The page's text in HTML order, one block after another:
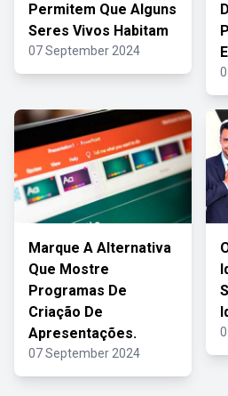
Permitem Que Alguns
Seres Vivos Habitam
07 September 2024
Marque A Alternativa
Que Mostre
Programas De
Criação De
Apresentações.
07 September 2024